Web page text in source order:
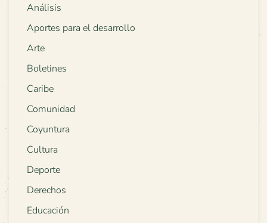
Análisis
Aportes para el desarrollo
Arte
Boletines
Caribe
Comunidad
Coyuntura
Cultura
Deporte
Derechos
Educación